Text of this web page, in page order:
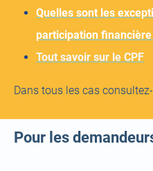
Quelles sont les
participation
Tout savoir sur le CPF
Dans tous les cas
Pour les